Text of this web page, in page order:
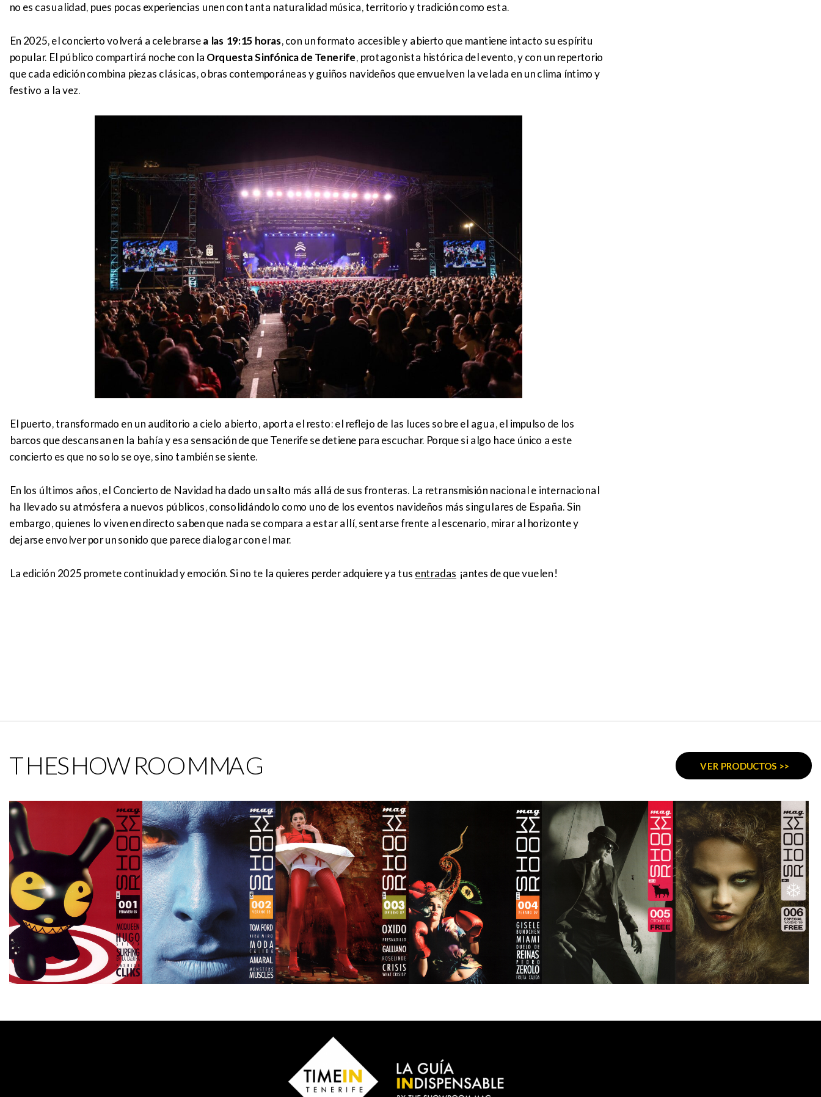
no es casualidad, pues pocas experiencias unen con tanta naturalidad música, territorio y tradición como esta.
En 2025, el concierto volverá a celebrarsea las 19:15 horas, con un formato accesible y abierto que mantiene intacto su espíritu
popular. El público compartirá noche con la Orquesta Sinfónica de Tenerife, protagonista histórica del evento, y con un repertorio
que cada edición combina piezas clásicas, obras contemporáneas y guiños navideños que envuelven la velada en un clima íntimo y
festivo a la vez.
El puerto, transformado en un auditorio a cielo abierto, aporta el resto: el reflejo de las luces sobre el agua, el impulso de los
barcos que descansan en la bahía y esa sensación de que Tenerife se detiene para escuchar. Porque si algo hace único a este
concierto es que no solo se oye, sino también se siente.
En los últimos años, el Concierto de Navidad ha dado un salto más allá de sus fronteras. La retransmisión nacional e internacional
ha llevado su atmósfera a nuevos públicos, consolidándolo como uno de los eventos navideños más singulares de España. Sin
embargo, quienes lo viven en directo saben que nada se compara a estar allí, sentarse frente al escenario, mirar al horizonte y
dejarse envolver por un sonido que parece dialogar con el mar.
La edición 2025 promete continuidad y emoción. Si no te la quieres perder adquiere ya tus entradas ¡antes de que vuelen!
THESHOWROOMMAG VER PRODUCTOS >>